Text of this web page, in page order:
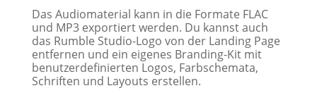
Das Audiomaterial kann in die Formate FLAC
und MP3 exportiert werden. Du kannst auch
das Rumble Studio-Logo von der Landing Page
entfernen und ein eigenes Branding-Kit mit
benutzerdefinierten Logos, Farbschemata,
Schriften und Layouts erstellen.